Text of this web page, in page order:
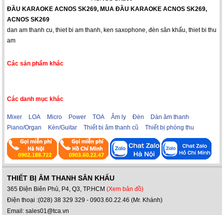
ĐẦU KARAOKE ACNOS SK269, MUA ĐẦU KARAOKE ACNOS SK269,
ACNOS SK269
dan am thanh cu,thiet bi am thanh, ken saxophone,đèn sân khấu,thiet bi thu
am
Các sản phẩm khác
Các danh mục khác
Mixer LOA Micro Power TOA Âm ly Đèn
Dàn âm thanh
Piano/Organ
Kèn/Guitar Thiết bị âm thanh cũ Thiết bị phòng thu
THIẾT BỊ ÂM THANH SÂN KHẤU
365 Điện Biên Phủ, P4, Q3, TP.HCM(Xem bản đồ)
Điện thoại :(028) 38 329 329 - 0903.60.22.46 (Mr. Khánh)
Email: sales01@tca.vn